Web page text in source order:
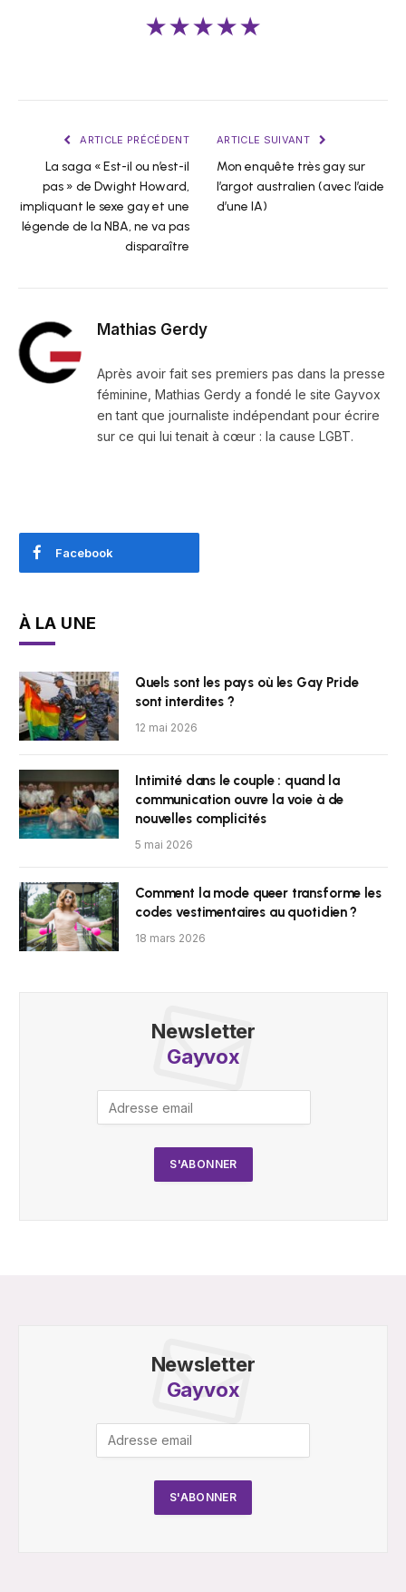
★★★★★
ARTICLE PRÉCÉDENT
La saga « Est-il ou n’est-il
pas » de Dwight Howard,
impliquant le sexe gay et une
légende de la NBA, ne va pas
disparaître
ARTICLE SUIVANT
Mon enquête très gay sur
l’argot australien (avec l’aide
d’une IA)
Mathias Gerdy
Après avoir fait ses premiers pas dans la presse
féminine, Mathias Gerdy a fondé le site Gayvox
en tant que journaliste indépendant pour écrire
sur ce qui lui tenait à cœur : la cause LGBT.
Facebook
À LA UNE
Quels sont les pays où les Gay Pride
sont interdites ?
12 mai 2026
Intimité dans le couple : quand la
communication ouvre la voie à de
nouvelles complicités
5 mai 2026
Comment la mode queer transforme les
codes vestimentaires au quotidien ?
18 mars 2026
Newsletter
Gayvox
Newsletter
Gayvox